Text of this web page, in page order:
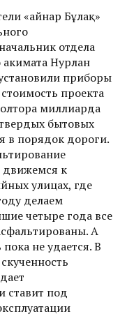
«Қайнар Бұлақ»
отдела
Нурлан
приборы
проекта
миллиарда
бытовых
в порядок дороги.
движемся к
улицах, где
делаем
четыре года все
А
не удается. В
ставит под